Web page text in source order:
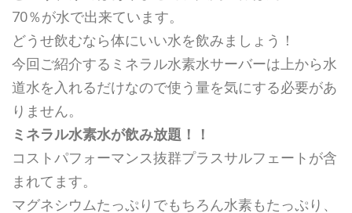
70％が水で出来ています。
どうせ飲むなら体にいい水を飲みましょう！
今回ご紹介するミネラル水素水サーバーは上から水
道水を入れるだけなので使う量を気にする必要があ
りません。
ミネラル水素水が飲み放題！！
コストパフォーマンス抜群プラスサルフェートが含
まれてます。
マグネシウムたっぷりでもちろん水素もたっぷり、